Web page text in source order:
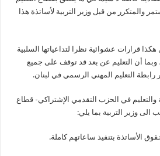
والمتكرر من قبل وزير التربية لأساتذة هذا
قرارات عشوائية نظرا لتداعياتها السلبية
وبما أن التعليم عن بعد قد توقف على جميع
رابطة التعليم المهني الرسمي في لبنان.
والتعليم في الحزب التقدمي الإشتراكي- قطاع
الى وزير التربية بما يلي: